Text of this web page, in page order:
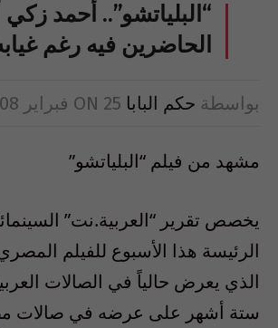
“البلياتشو”.. أحمد زكي
الحاضرين فيه رغم
بواسطة حكم البابا ON 25 فبراير 2008
مشهد من فيلم “البلياتشو”
يخصص تقرير “العربية.نت”
الرئيسة هذا الأسبوع للفيلم المصري
الذي يعرض حالياً في الصالات
ستة أشهر على عرضه في صالات